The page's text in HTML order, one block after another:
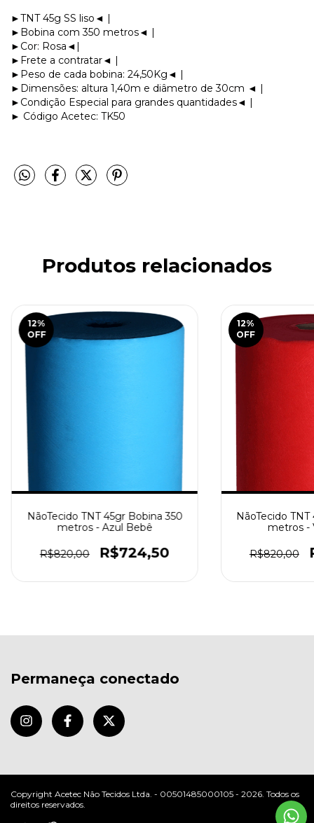
►TNT 45g SS liso◄ |
►Bobina com 350 metros◄ |
►Cor: Rosa◄|
►Frete a contratar◄ |
►Peso de cada bobina: 24,50Kg◄ |
►Dimensões: altura 1,40m e diâmetro de 30cm ◄ |
►Condição Especial para grandes quantidades◄ |
► Código Acetec: TK50
Produtos relacionados
12%
OFF
NãoTecido TNT 45gr Bobina 350
metros - Azul Bebê
R$820,00 R$724,50
12%
OFF
NãoTecido
metros -
R$820,00
Permaneça conectado
Copyright Acetec Não Tecidos Ltda. - 00501485000105 - 2026. Todos os
direitos reservados.